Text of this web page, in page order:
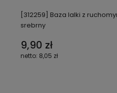
[312259] Baza lalki z
srebrny
9,90 zł
8,05 zł